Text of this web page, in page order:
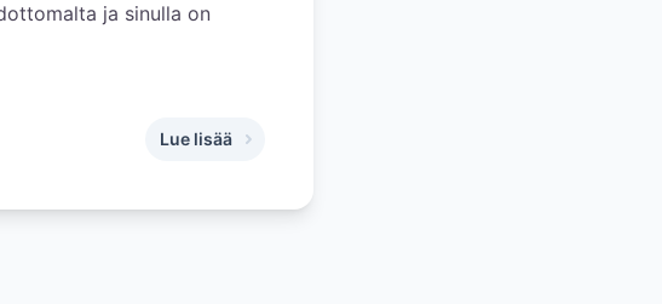
ja sinulla on
Lue lisää
,Mistä löytää häihin valokuvaaja, juhlatila, catering ja muut